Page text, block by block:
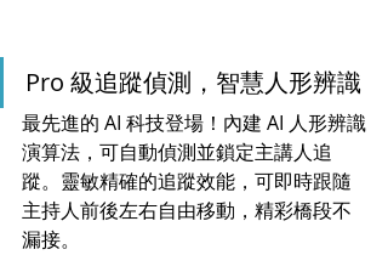
Pro 級追蹤偵測，智慧人形辨識
最先進的 AI 科技登場！內建 AI 人形辨識
演算法，可自動偵測並鎖定主講人追
蹤。靈敏精確的追蹤效能，可即時跟隨
主持人前後左右自由移動，精彩橋段不
漏接。